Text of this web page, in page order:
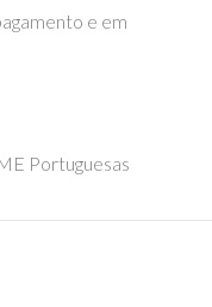
e em
Portuguesas